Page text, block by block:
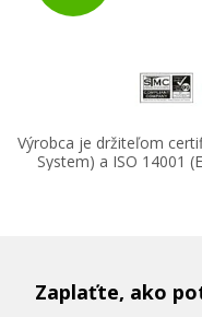
Výrobca je držiteľom
System) a ISO 14001
Zaplaťte, ako